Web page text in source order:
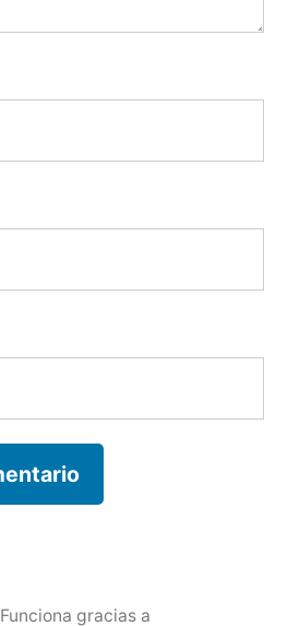
Funciona gracias a